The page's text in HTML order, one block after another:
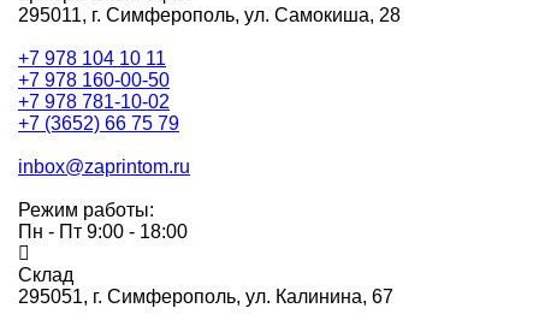
295011, г. Симферополь, ул. Самокиша, 28
+7 978 104 10 11
+7 978 160-00-50
+7 978 781-10-02
+7 (3652) 66 75 79
inbox@zaprintom.ru
Режим работы:
Пн - Пт 9:00 - 18:00
Склад
295051, г. Симферополь, ул. Калинина, 67